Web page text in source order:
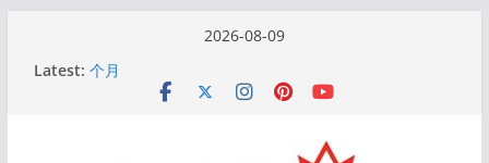
2026-08-09
Latest: 10万人排队入籍加拿大！美占一半，现在申请要等19